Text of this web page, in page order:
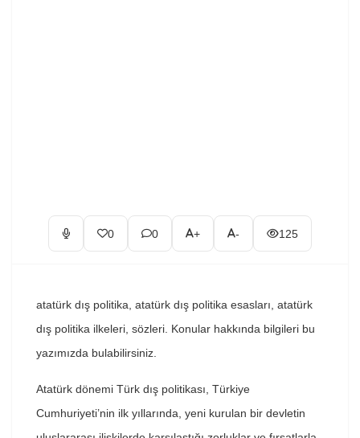
0 0 + - 125
atatürk dış politika, atatürk dış politika esasları, atatürk
dış politika ilkeleri, sözleri. Konular hakkında bilgileri bu
yazımızda bulabilirsiniz.
Atatürk dönemi Türk dış politikası, Türkiye
Cumhuriyeti’nin ilk yıllarında, yeni kurulan bir devletin